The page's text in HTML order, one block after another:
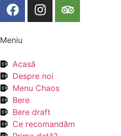
Meniu
Acasă
Despre noi
Menu Chaos
Bere
Bere draft
Ce recomandăm